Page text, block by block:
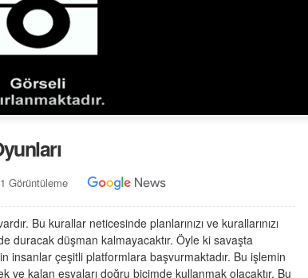
Görüntüleme
Bu kurallar neticesinde planlarınızı ve kurallarınızı
duracak düşman kalmayacaktır. Öyle ki savaşta
insanlar çeşitli platformlara başvurmaktadır. Bu işlemin
ve kalan eşyaları doğru biçimde kullanmak olacaktır. Bu